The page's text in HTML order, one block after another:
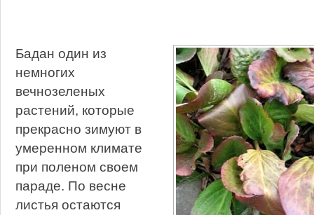
Бадан один из
немногих
вечнозеленых
растений, которые
прекрасно зимуют в
умеренном климате
при поленом своем
параде. По весне
листья остаются